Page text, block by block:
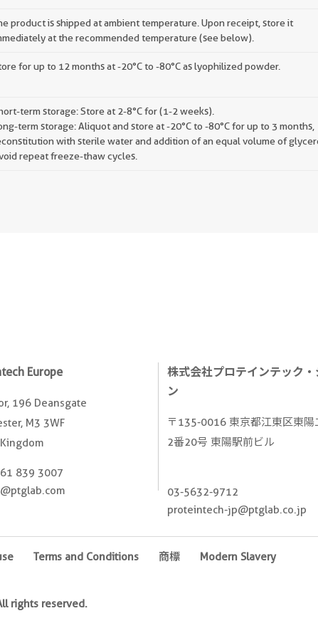
product is shipped at ambient temperature. Upon receipt, store it
at the recommended temperature (see below).
for up to 12 months at -20°C to -80°C as lyophilized powder.
term storage: Store at 2-8°C for (1-2 weeks).
term storage: Aliquot and store at -20°C to -80°C for up to 3 months,
with sterile water and addition of an equal volume of
repeat freeze-thaw cycles.
Europe
196 Deansgate
M3 3WF
839 3007
株式会社プロテインテック・
ン
〒135-0016 東京都江東区東陽
2番20号 東陽駅前ビル
03-5632-9712
proteintech-jp@ptglab.co.jp
Terms and Conditions 商標
Modern Slavery
rights reserved.